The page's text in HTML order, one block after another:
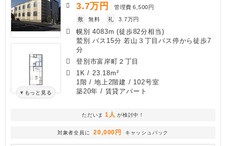
もっと見る
3.7万円 管理費 6,500円
敷
無料 礼 3.7万円
幌別 4083m (徒歩82分相当)
鷲別 バス15分 若山３丁目バス停から徒歩7
分
登別市富岸町２丁目
1K / 23.18m²
1階 / 地上2階建 / 102号室
築20年 / 賃貸アパート
ただいま 1人 が検討中！
対象者全員に 20,000円 キャッシュバック